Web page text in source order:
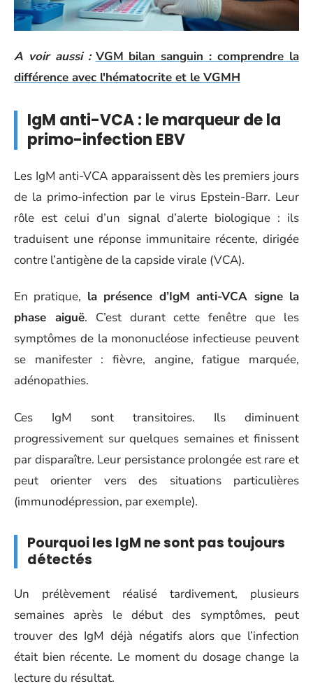
A voir aussi : VGM bilan sanguin : comprendre la
différence avec l'hématocrite et le VGMH
IgM anti-VCA : le marqueur de la
primo-infection EBV
Les IgM anti-VCA apparaissent dès les premiers jours
de la primo-infection par le virus Epstein-Barr. Leur
rôle est celui d’un signal d’alerte biologique : ils
traduisent une réponse immunitaire récente, dirigée
contre l’antigène de la capside virale (VCA).
En pratique, la présence d’IgM anti-VCA signe la
phase aiguë. C’est durant cette fenêtre que les
symptômes de la mononucléose infectieuse peuvent
se manifester : fièvre, angine, fatigue marquée,
adénopathies.
Ces IgM sont transitoires. Ils diminuent
progressivement sur quelques semaines et finissent
par disparaître. Leur persistance prolongée est rare et
peut orienter vers des situations particulières
(immunodépression, par exemple).
Pourquoi les IgM ne sont pas toujours
détectés
Un prélèvement réalisé tardivement, plusieurs
semaines après le début des symptômes, peut
trouver des IgM déjà négatifs alors que l’infection
était bien récente. Le moment du dosage change la
lecture du résultat.